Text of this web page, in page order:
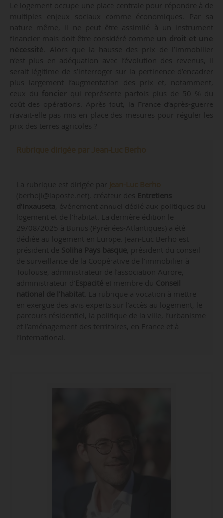
Le logement occupe une place centrale pour répondre à de
multiples enjeux sociaux comme économiques. Par sa
nature même, il ne peut être assimilé à un instrument
financier mais doit être considéré comme un droit et une
nécessité . Alors que la hausse des prix de l’immobilier
n’est plus en adéquation avec l’évolution des revenus, il
serait légitime de s’interroger sur la pertinence d’encadrer
plus largement l’augmentation des prix et, notamment,
ceux du
foncier qui représente parfois plus de 50 % du
coût des opérations. Après tout, la France d’après-guerre
n’avait-elle pas mis en place des mesures pour réguler les
prix des terres agricoles ?